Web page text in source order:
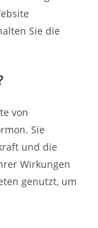
Sie die
von
Sie
und die
Wirkungen
genutzt, um